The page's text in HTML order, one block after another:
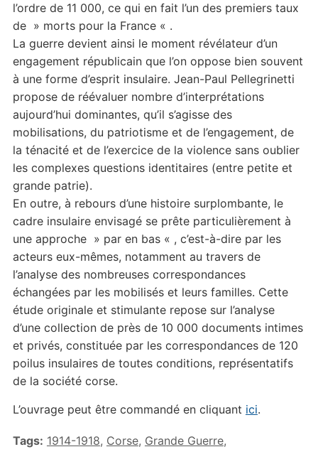
l’ordre de 11 000, ce qui en fait l’un des premiers taux
de » morts pour la France « .
La guerre devient ainsi le moment révélateur d’un
engagement républicain que l’on oppose bien souvent
à une forme d’esprit insulaire. Jean-Paul Pellegrinetti
propose de réévaluer nombre d’interprétations
aujourd’hui dominantes, qu’il s’agisse des
mobilisations, du patriotisme et de l’engagement, de
la ténacité et de l’exercice de la violence sans oublier
les complexes questions identitaires (entre petite et
grande patrie).
En outre, à rebours d’une histoire surplombante, le
cadre insulaire envisagé se prête particulièrement à
une approche » par en bas « , c’est-à-dire par les
acteurs eux-mêmes, notamment au travers de
l’analyse des nombreuses correspondances
échangées par les mobilisés et leurs familles. Cette
étude originale et stimulante repose sur l’analyse
d’une collection de près de 10 000 documents intimes
et privés, constituée par les correspondances de 120
poilus insulaires de toutes conditions, représentatifs
de la société corse.
L’ouvrage peut être commandé en cliquant ici.
Tags: 1914-1918, Corse, Grande Guerre,